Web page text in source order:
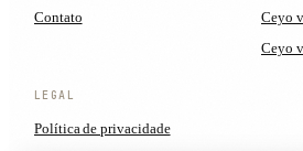
Contato
Ceyo
Ceyo
LEGAL
Política de privacidade